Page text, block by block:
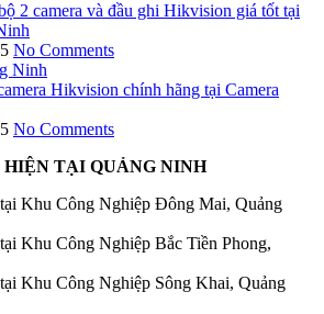
2 camera và đầu ghi Hikvision giá tốt tại
No Comments
Hikvision chính hãng tại Camera
No Comments
TẠI QUẢNG NINH
Khu Công Nghiệp Đông Mai, Quảng
Khu Công Nghiệp Bắc Tiền Phong,
Khu Công Nghiệp Sông Khai, Quảng